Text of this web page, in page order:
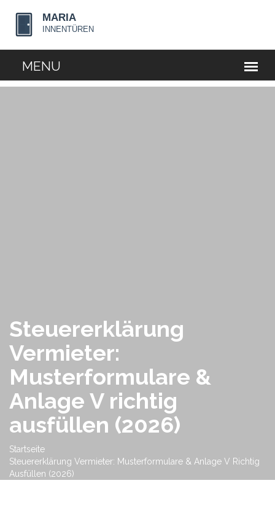
Steuererklärung
Vermieter:
Musterformulare &
Anlage V richtig
ausfüllen (2026)
Startseite
Steuererklärung Vermieter: Musterformulare & Anlage V Richtig
Ausfüllen (2026)